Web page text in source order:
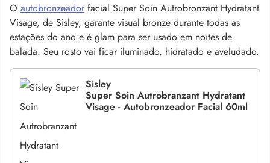
O autobronzeador facial Super Soin Autrobronzant Hydratant
Visage, de Sisley, garante visual bronze durante todas as
estações do ano e é glam para ser usado em noites de
balada. Seu rosto vai ficar iluminado, hidratado e aveludado.
Sisley
Super Soin Autrobranzant Hydratant
Visage - Autobronzeador Facial 60ml